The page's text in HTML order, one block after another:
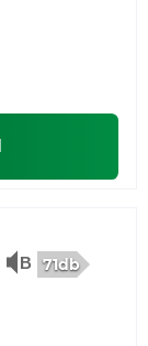
71db